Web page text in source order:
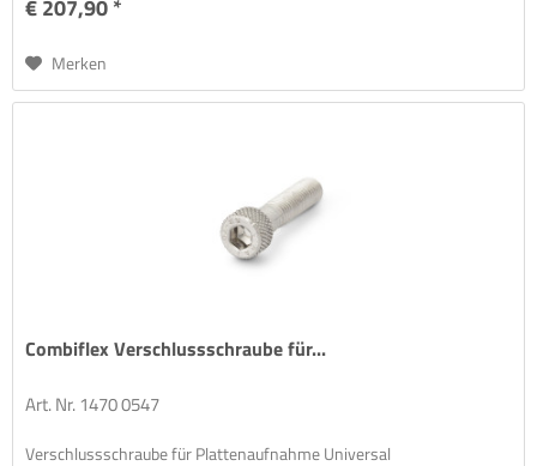
€ 207,90 *
Merken
Combiflex Verschlussschraube für...
Art. Nr. 1470 0547
Verschlussschraube für Plattenaufnahme Universal